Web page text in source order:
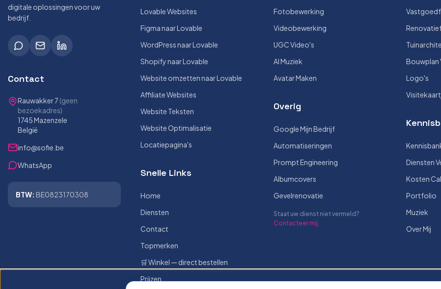
digitale oplossingen voor uw
bedrijf.
Contact
Rauwakker 7 (geen
bezoekadres)
1745 Mazenzele
België
info@sofie.be
WhatsApp
BTW: BE0823170308
Lovable Websites
Figma naar Lovable
WordPress naar Lovable
Shopify naar Lovable
Website omzetten naar Lovable
Affiliate Websites
Website Teksten
Website Optimalisatie
Locatiepagina's
Snelle Links
Home
Diensten
Contact
Topmerken
🛒 Winkel — direct bestellen
Prijzen
Fotobewerking
Videobewerking
UGC Video's
AI Muziek
Avatar Maken
Overig
Google Mijn Bedrijf
Automatiseringen
Prompt Engineering
Albumcovers
Gevelrenovatie
Staat uw dienst niet vermeld?
Contacteer mij.
Bouwplan
Logo's
Diensten
Kosten
Portfolio
Muziek
Over Mij